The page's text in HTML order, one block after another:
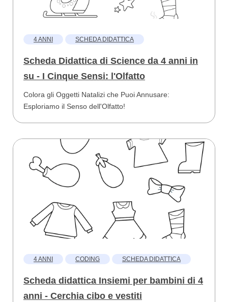
4 ANNI SCHEDA DIDATTICA
Scheda Didattica di Science da 4 anni in
su - I Cinque Sensi: l'Olfatto
Colora gli Oggetti Natalizi che Puoi Annusare:
Esploriamo il Senso dell'Olfatto!
4 ANNI CODING SCHEDA DIDATTICA
Scheda didattica Insiemi per bambini di 4
anni - Cerchia cibo e vestiti